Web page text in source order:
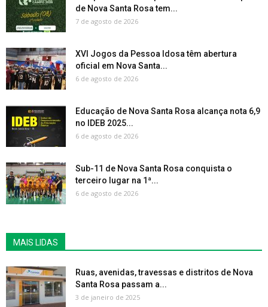
de Nova Santa Rosa tem...
7 de agosto de 2026
XVI Jogos da Pessoa Idosa têm abertura
oficial em Nova Santa...
6 de agosto de 2026
Educação de Nova Santa Rosa alcança nota 6,9
no IDEB 2025...
6 de agosto de 2026
Sub-11 de Nova Santa Rosa conquista o
terceiro lugar na 1ª...
6 de agosto de 2026
MAIS LIDAS
Ruas, avenidas, travessas e distritos de Nova
Santa Rosa passam a...
3 de janeiro de 2025